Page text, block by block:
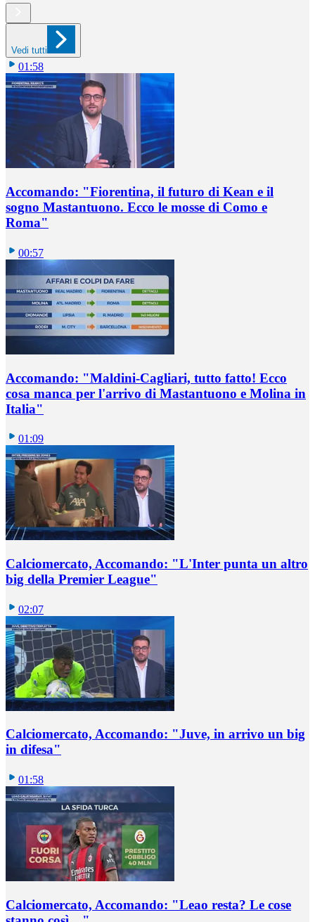
Vedi tutti
01:58
Accomando: "Fiorentina, il futuro di Kean e il
sogno Mastantuono. Ecco le mosse di Como e
Roma"
00:57
Accomando: "Maldini-Cagliari, tutto fatto! Ecco
cosa manca per l'arrivo di Mastantuono e Molina in
Italia"
01:09
Calciomercato, Accomando: "L'Inter punta un altro
big della Premier League"
02:07
Calciomercato, Accomando: "Juve, in arrivo un big
in difesa"
01:58
Calciomercato, Accomando: "Leao resta? Le cose